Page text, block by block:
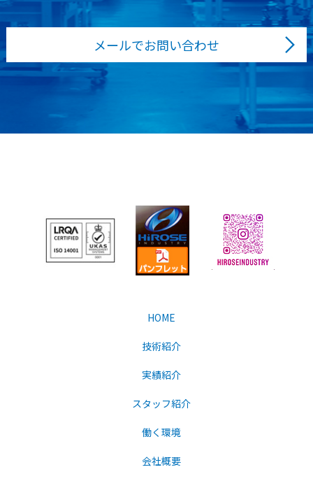
メールでお問い合わせ
HOME
技術紹介
実績紹介
スタッフ紹介
働く環境
会社概要